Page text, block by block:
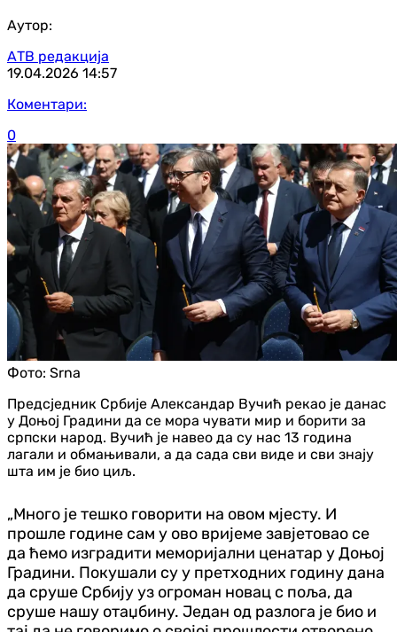
Аутор:
АТВ редакција
19.04.2026 14:57
Коментари:
0
Фото: Srna
Предсједник Србије Александар Вучић рекао је данас
у Доњој Градини да се мора чувати мир и борити за
српски народ. Вучић је навео да су нас 13 година
лагали и обмањивали, а да сада сви виде и сви знају
шта им је био циљ.
„Много је тешко говорити на овом мјесту. И
прошле године сам у ово вријеме завјетовао се
да ћемо изградити меморијални ценатар у Доњој
Градини. Покушали су у претходних годину дана
да сруше Србију уз огроман новац с поља, да
сруше нашу отаџбину. Један од разлога је био и